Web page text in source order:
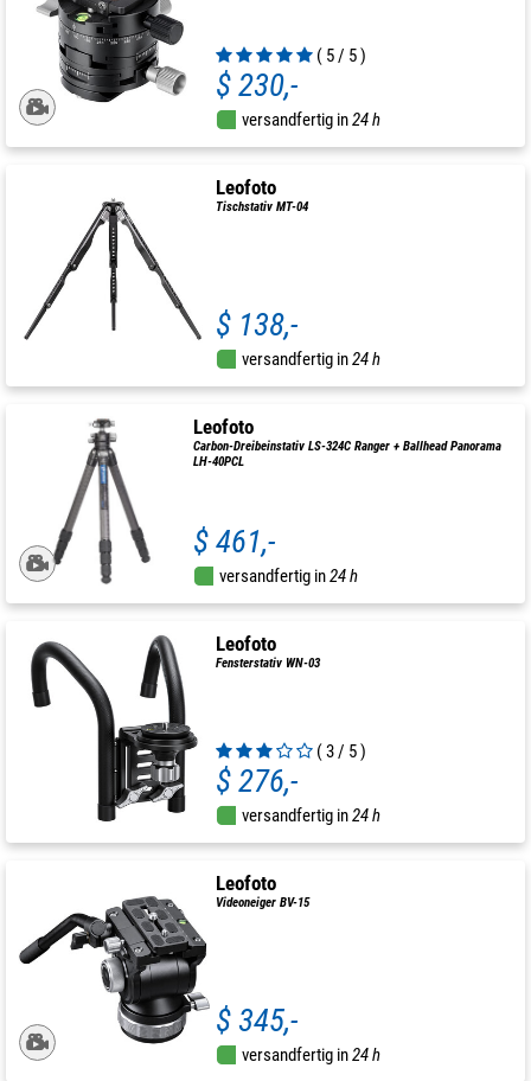
( 5 / 5 )
$ 230,-
versandfertig in24 h
Leofoto
Tischstativ MT-04
$ 138,-
versandfertig in24 h
Leofoto
Carbon-Dreibeinstativ LS-324C Ranger + Ballhead Panorama
LH-40PCL
$ 461,-
versandfertig in24 h
Leofoto
Fensterstativ WN-03
( 3 / 5 )
$ 276,-
versandfertig in24 h
Leofoto
Videoneiger BV-15
$ 345,-
versandfertig in24 h